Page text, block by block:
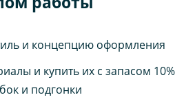
и концепцию оформления
и купить их с запасом 10%
и подгонки